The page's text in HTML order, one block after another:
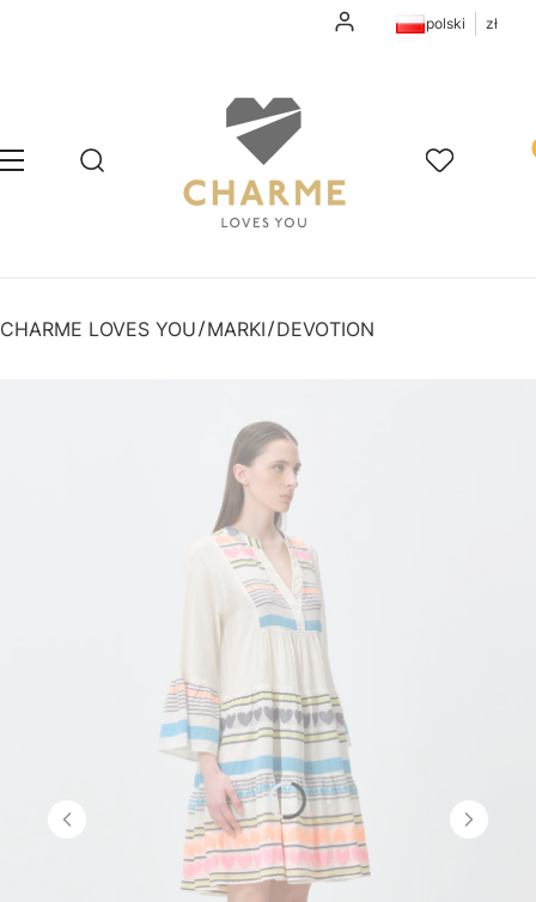
Zaloguj siępolski zł
Menu Otwórz wyszukiwarkę
Szukaj Ulubione
CHARME LOVES YOU MARKI DEVOTION